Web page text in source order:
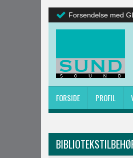
Forsendelse med
FORSIDE PROFIL